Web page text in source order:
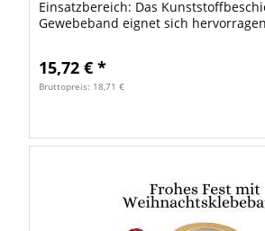
Einsatzbereich: Das
Gewebeband eignet sich
15,72 € *
Bruttopreis: 18,71 €